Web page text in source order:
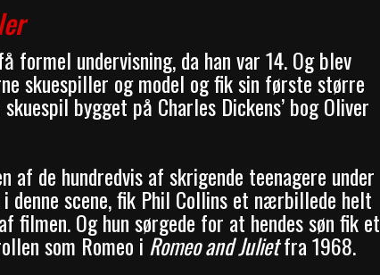
undervisning, da han var 14. Og blev
skuespiller og model og fik sin første større
bygget på Charles Dickens’ bog Oliver
af de hundredvis af skrigende teenagere under
denne scene, fik Phil Collins et nærbillede helt
Og hun sørgede for at hendes søn fik et
som Romeo i Romeo and Julietfra 1968.